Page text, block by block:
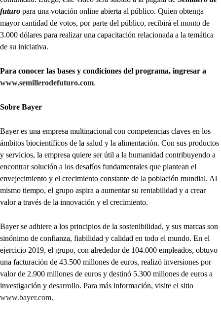
futuro para una votación online abierta al público. Quien obtenga
mayor cantidad de votos, por parte del público, recibirá el monto de
3.000 dólares para realizar una capacitación relacionada a la temática
de su iniciativa.
Para conocer las bases y condiciones del programa, ingresar a
www.semillerodefuturo.com.
Sobre Bayer
Bayer es una empresa multinacional con competencias claves en los
ámbitos biocientíficos de la salud y la alimentación. Con sus productos
y servicios, la empresa quiere ser útil a la humanidad contribuyendo a
encontrar solución a los desafíos fundamentales que plantean el
envejecimiento y el crecimiento constante de la población mundial. Al
mismo tiempo, el grupo aspira a aumentar su rentabilidad y a crear
valor a través de la innovación y el crecimiento.
Bayer se adhiere a los principios de la sostenibilidad, y sus marcas son
sinónimo de confianza, fiabilidad y calidad en todo el mundo. En el
ejercicio 2019, el grupo, con alrededor de 104.000 empleados, obtuvo
una facturación de 43.500 millones de euros, realizó inversiones por
valor de 2.900 millones de euros y destinó 5.300 millones de euros a
investigación y desarrollo. Para más información, visite el sitio
www.bayer.com.